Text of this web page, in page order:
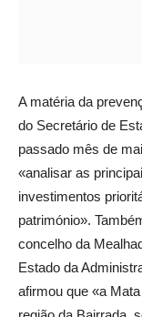
A matéria da
do Secretário de
passado mês de
«analisar as
investimentos
património».
concelho da
Estado da
afirmou que «a